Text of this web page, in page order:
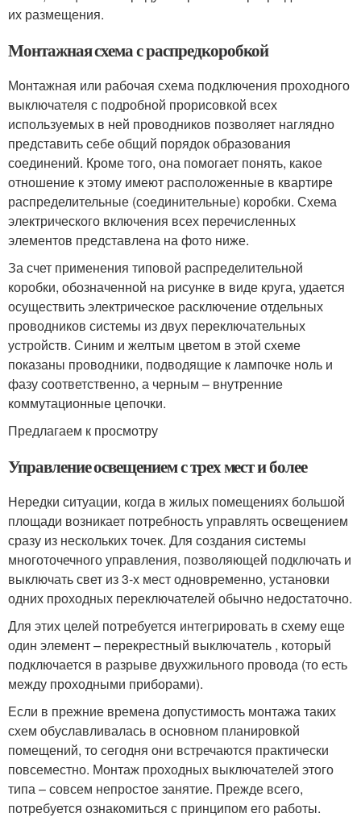
их размещения.
Монтажная схема с распредкоробкой
Монтажная или рабочая схема подключения проходного
выключателя с подробной прорисовкой всех
используемых в ней проводников позволяет наглядно
представить себе общий порядок образования
соединений. Кроме того, она помогает понять, какое
отношение к этому имеют расположенные в квартире
распределительные (соединительные) коробки. Схема
электрического включения всех перечисленных
элементов представлена на фото ниже.
За счет применения типовой распределительной
коробки, обозначенной на рисунке в виде круга, удается
осуществить электрическое расключение отдельных
проводников системы из двух переключательных
устройств. Синим и желтым цветом в этой схеме
показаны проводники, подводящие к лампочке ноль и
фазу соответственно, а черным – внутренние
коммутационные цепочки.
Предлагаем к просмотру
Управление освещением с трех мест и более
Нередки ситуации, когда в жилых помещениях большой
площади возникает потребность управлять освещением
сразу из нескольких точек. Для создания системы
многоточечного управления, позволяющей подключать и
выключать свет из 3-х мест одновременно, установки
одних проходных переключателей обычно недостаточно.
Для этих целей потребуется интегрировать в схему еще
один элемент – перекрестный выключатель , который
подключается в разрыве двухжильного провода (то есть
между проходными приборами).
Если в прежние времена допустимость монтажа таких
схем обуславливалась в основном планировкой
помещений, то сегодня они встречаются практически
повсеместно. Монтаж проходных выключателей этого
типа – совсем непростое занятие. Прежде всего,
потребуется ознакомиться с принципом его работы.